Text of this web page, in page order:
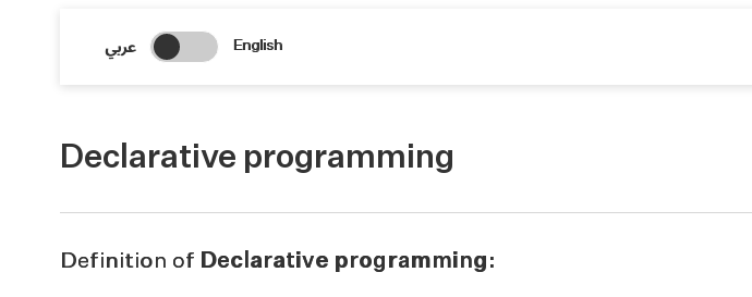
English
Change Search Language
عربي
Declarative programming
Definition of Declarative programming: